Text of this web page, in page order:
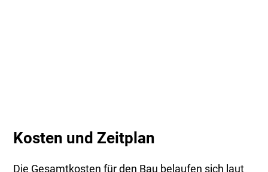
Kosten und Zeitplan
Die Gesamtkosten für den Bau belaufen sich laut